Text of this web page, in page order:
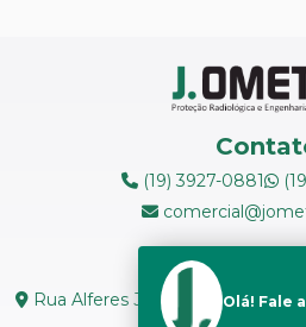
MANUTENÇÃO DE MEDIDORES DE
MEDIÇÃO DE FERRITA
RADIOGRAFIA INDUSTRIAL
(19) 3927-0881
Rua Alferes José Caetano, N
CEP: 13400-
Olá! Fale